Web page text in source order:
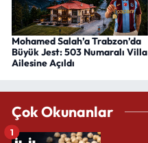
Mohamed Salah’a Trabzon’da
Büyük Jest: 503 Numaralı Villa
Ailesine Açıldı
Çok Okunanlar
1